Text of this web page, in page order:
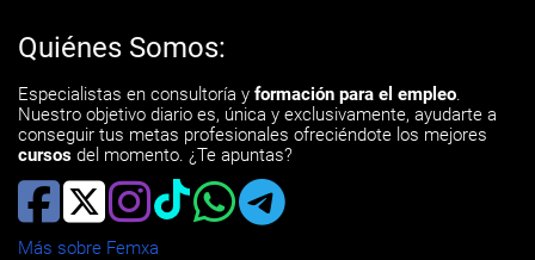
Quiénes Somos:
Especialistas en consultoría y formación para el empleo.
Nuestro objetivo diario es, única y exclusivamente, ayudarte a
conseguir tus metas profesionales ofreciéndote los mejores
cursos del momento. ¿Te apuntas?
Más sobre Femxa